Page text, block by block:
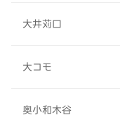
大井苅口
大コモ
奥小和木谷